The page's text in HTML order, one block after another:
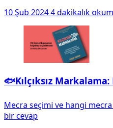
10 Şub 20244 dakikalık
🐟Kılçıksız
Mecra seçimi ve hangi
bir cevap